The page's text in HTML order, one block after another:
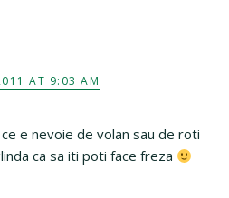
AT 9:03 AM
e nevoie de volan sau de roti
ca sa iti poti face freza